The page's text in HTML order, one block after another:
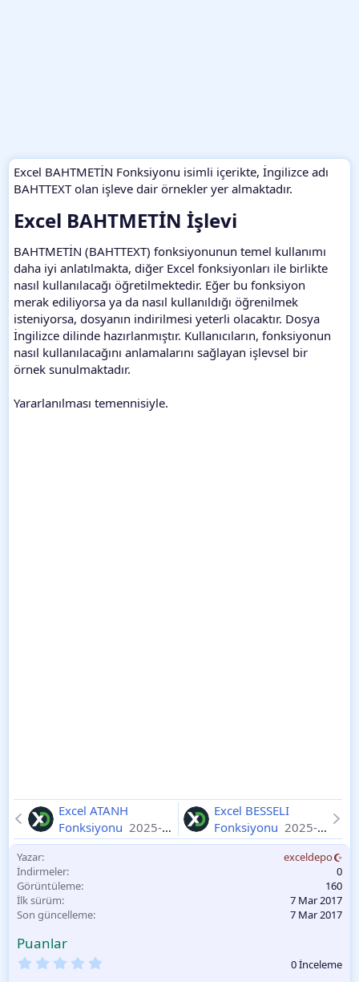
Excel BAHTMETİN Fonksiyonu isimli içerikte, İngilizce adı
BAHTTEXT olan işleve dair örnekler yer almaktadır.
Excel BAHTMETİN İşlevi​
BAHTMETİN (BAHTTEXT) fonksiyonunun temel kullanımı
daha iyi anlatılmakta, diğer Excel fonksiyonları ile birlikte
nasıl kullanılacağı öğretilmektedir. Eğer bu fonksiyon
merak ediliyorsa ya da nasıl kullanıldığı öğrenilmek
isteniyorsa, dosyanın indirilmesi yeterli olacaktır. Dosya
İngilizce dilinde hazırlanmıştır. Kullanıcıların, fonksiyonun
nasıl kullanılacağını anlamalarını sağlayan işlevsel bir
örnek sunulmaktadır.
Yararlanılması temennisiyle.
Excel ATANH
Fonksiyonu 2025-
11-10
Excel BESSELI
Fonksiyonu 2025-
11-10
Yazar
exceldepo
İndirmeler
0
Görüntüleme
160
İlk sürüm
7 Mar 2017
Son güncelleme
7 Mar 2017
Puanlar
0 İnceleme